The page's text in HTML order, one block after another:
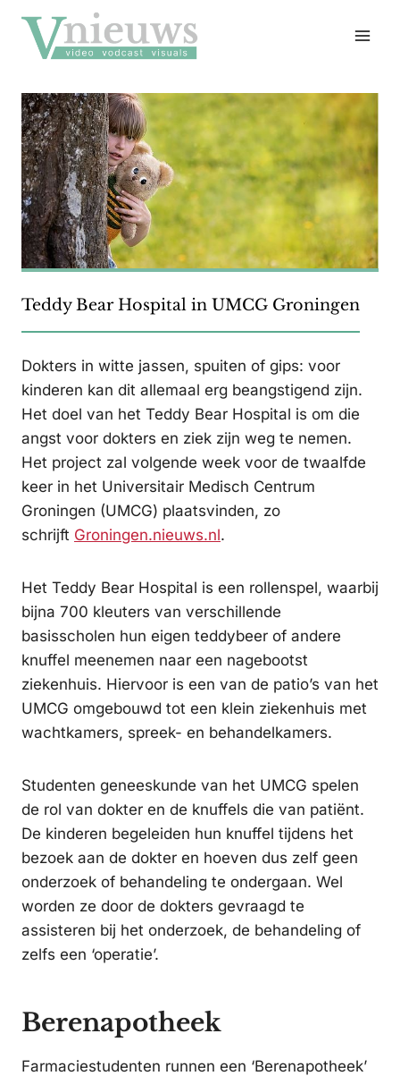
naar
inhoud
Teddy Bear Hospital in UMCG Groningen
Dokters in witte jassen, spuiten of gips: voor
kinderen kan dit allemaal erg beangstigend zijn.
Het doel van het Teddy Bear Hospital is om die
angst voor dokters en ziek zijn weg te nemen.
Het project zal volgende week voor de twaalfde
keer in het Universitair Medisch Centrum
Groningen (UMCG) plaatsvinden, zo
schrijft Groningen.nieuws.nl.
Het Teddy Bear Hospital is een rollenspel, waarbij
bijna 700 kleuters van verschillende
basisscholen hun eigen teddybeer of andere
knuffel meenemen naar een nagebootst
ziekenhuis. Hiervoor is een van de patio’s van het
UMCG omgebouwd tot een klein ziekenhuis met
wachtkamers, spreek- en behandelkamers.
Studenten geneeskunde van het UMCG spelen
de rol van dokter en de knuffels die van patiënt.
De kinderen begeleiden hun knuffel tijdens het
bezoek aan de dokter en hoeven dus zelf geen
onderzoek of behandeling te ondergaan. Wel
worden ze door de dokters gevraagd te
assisteren bij het onderzoek, de behandeling of
zelfs een ‘operatie’.
Berenapotheek
Farmaciestudenten runnen een ‘Berenapotheek’